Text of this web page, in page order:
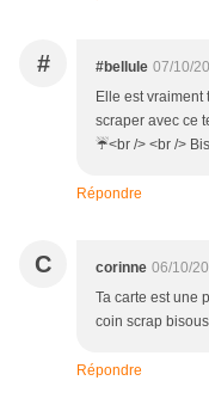
# #bellule 07/10/
Elle est vraiment
scraper avec ce
☔<br /> <br />
Répondre
C corinne 06/10/
Ta carte est une
coin scrap bisous
Répondre